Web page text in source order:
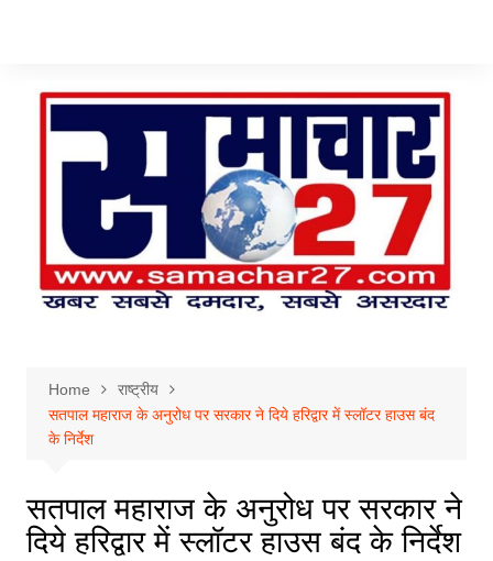
Home
राष्ट्रीय
सतपाल महाराज के अनुरोध पर सरकार ने दिये हरिद्वार में स्लॉटर हाउस बंद
के निर्देश
सतपाल महाराज के अनुरोध पर सरकार ने
दिये हरिद्वार में स्लॉटर हाउस बंद के निर्देश